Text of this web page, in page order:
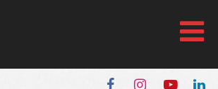
cookies